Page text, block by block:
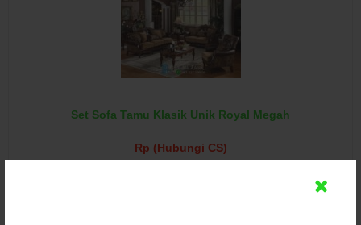
Set Sofa Tamu Klasik Unik Royal Megah
Rp (Hubungi CS)